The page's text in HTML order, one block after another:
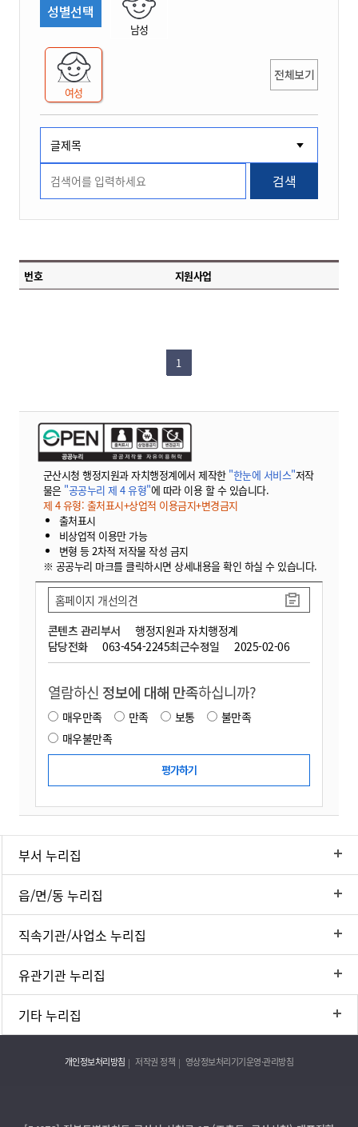
성별선택
남성
여성
전체보기
검색
번호 지원사업
1
군산시청 행정지원과 자치행정계에서 제작한 "한눈에 서비스"저작
물은 "공공누리 제 4 유형"에 따라 이용 할 수 있습니다.
제 4 유형: 출처표시+상업적 이용금지+변경금지
출처표시
비상업적 이용만 가능
변형 등 2차적 저작물 작성 금지
※ 공공누리 마크를 클릭하시면 상세내용을 확인 하실 수 있습니다.
콘텐츠 관리부서
행정지원과 자치행정계
담당전화
063-454-2245최근수정일 2025-02-06
홈페이지 개선의견
열람하신 정보에 대해 만족하십니까?
매우만족 만족 보통
불만족
매우불만족
부서 누리집
읍/면/동 누리집
직속기관/사업소 누리집
유관기관 누리집
기타 누리집
개인정보처리방침 저작권 정책 영상정보처리기기운영·관리방침